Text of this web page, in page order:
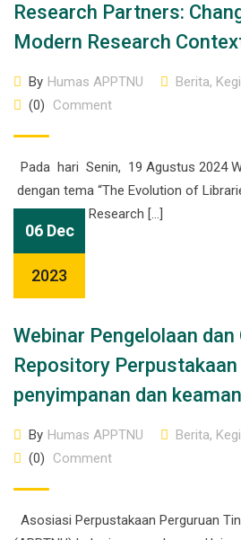
Research Partners:
Modern Research
By Humas APPTNU Berita,
(0)
Comment
Pada hari Senin, 19 Agustus 2024
dengan tema “The Evolution of
Providers to Research […]
06 Dec
2023
Webinar Pengelolaan
Repository
penyimpanan dan
By Humas APPTNU Berita,
(0)
Comment
Asosiasi Perpustakaan Perguruan